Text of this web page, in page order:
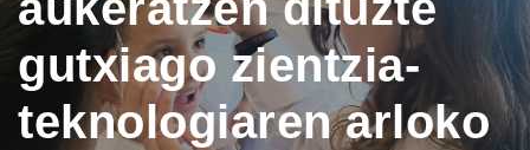
gutxiago zientzia-
teknologiaren arloko